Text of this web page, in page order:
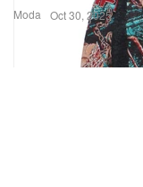
Moda Oct 30, 2025